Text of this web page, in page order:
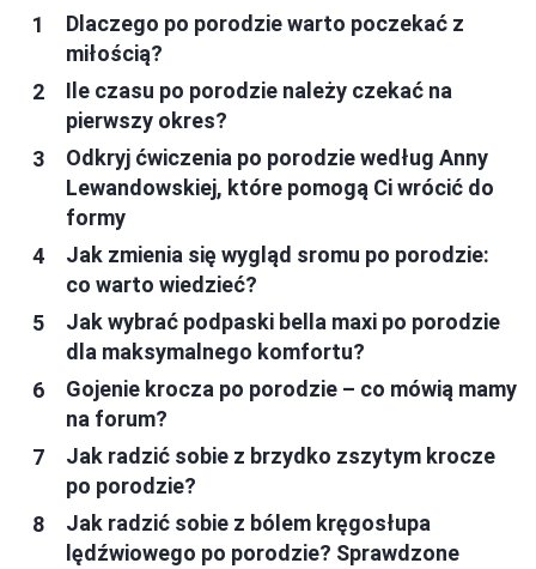
Dlaczego po porodzie warto poczekać z
miłością?
Ile czasu po porodzie należy czekać na
pierwszy okres?
Odkryj ćwiczenia po porodzie według Anny
Lewandowskiej, które pomogą Ci wrócić do
formy
Jak zmienia się wygląd sromu po porodzie:
co warto wiedzieć?
Jak wybrać podpaski bella maxi po porodzie
dla maksymalnego komfortu?
Gojenie krocza po porodzie – co mówią mamy
na forum?
Jak radzić sobie z brzydko zszytym krocze
po porodzie?
Jak radzić sobie z bólem kręgosłupa
lędźwiowego po porodzie? Sprawdzone